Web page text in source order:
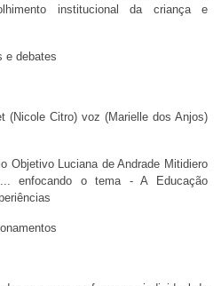
institucional da criança e
e debates
(Nicole Citro) voz (Marielle dos Anjos)
Objetivo Luciana de Andrade Mitidiero
enfocando o tema - A Educação